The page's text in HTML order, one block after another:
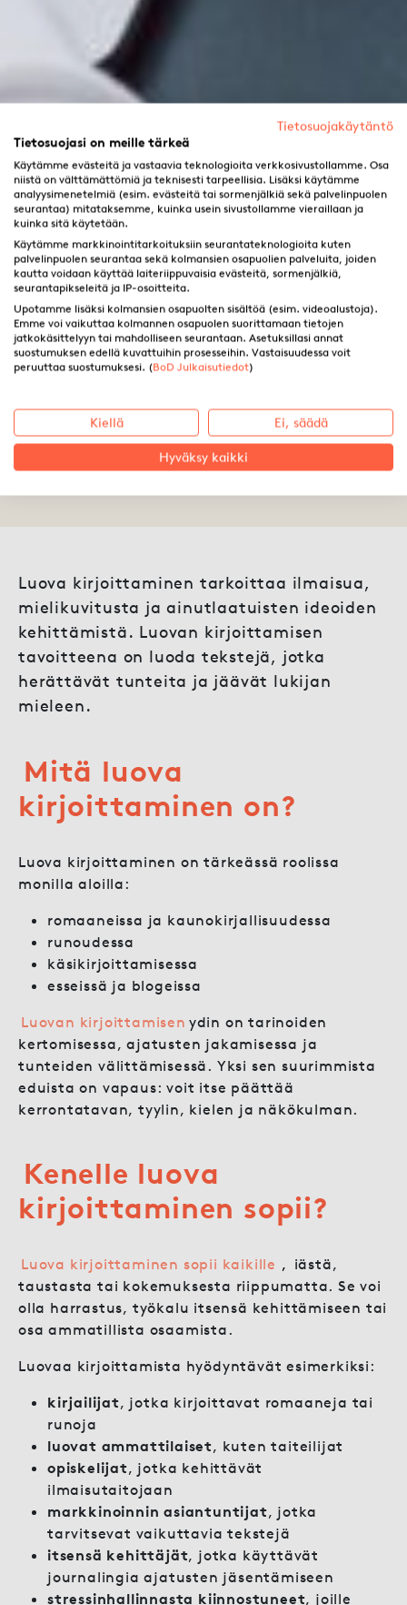
Luova kirjoittaminen: mitä se
25.06.2026 ·Mona Kekki
Luova kirjoittaminen tarkoittaa ilmaisua,
mielikuvitusta ja ainutlaatuisten ideoiden
kehittämistä. Luovan kirjoittamisen
tavoitteena on luoda tekstejä, jotka
herättävät tunteita ja jäävät lukijan
mieleen.
Mitä luova
kirjoittaminen on?
Luova kirjoittaminen on tärkeässä roolissa
monilla aloilla:
romaaneissa ja kaunokirjallisuudessa
runoudessa
käsikirjoittamisessa
esseissä ja blogeissa
Luovan kirjoittamisen ydin on tarinoiden
kertomisessa, ajatusten jakamisessa ja
tunteiden välittämisessä. Yksi sen suurimmista
eduista on vapaus: voit itse päättää
kerrontatavan, tyylin, kielen ja näkökulman.
Kenelle luova
kirjoittaminen sopii?
Luova kirjoittaminen sopii kaikille , iästä,
taustasta tai kokemuksesta riippumatta. Se voi
olla harrastus, työkalu itsensä kehittämiseen tai
osa ammatillista osaamista.
Luovaa kirjoittamista hyödyntävät esimerkiksi:
kirjailijat, jotka kirjoittavat romaaneja tai
runoja
luovat ammattilaiset, kuten taiteilijat
opiskelijat, jotka kehittävät
ilmaisutaitojaan
markkinoinnin asiantuntijat, jotka
tarvitsevat vaikuttavia tekstejä
itsensä kehittäjät, jotka käyttävät
journalingia ajatusten jäsentämiseen
stressinhallinnasta kiinnostuneet, joille
Tietosuojakäytäntö
Tietosuojasi on meille tärkeä
Käytämme evästeitä ja vastaavia teknologioita verkkosivustollamme. Osa
niistä on välttämättömiä ja teknisesti tarpeellisia. Lisäksi käytämme
analyysimenetelmiä (esim. evästeitä tai sormenjälkiä sekä palvelinpuolen
seurantaa) mitataksemme, kuinka usein sivustollamme vieraillaan ja
kuinka sitä käytetään.
Käytämme markkinointitarkoituksiin seurantateknologioita kuten
palvelinpuolen seurantaa sekä kolmansien osapuolien palveluita, joiden
kautta voidaan käyttää laiteriippuvaisia evästeitä, sormenjälkiä,
seurantapikseleitä ja IP-osoitteita.
Upotamme lisäksi kolmansien osapuolten sisältöä (esim. videoalustoja).
Emme voi vaikuttaa kolmannen osapuolen suorittamaan tietojen
jatkokäsittelyyn tai mahdolliseen seurantaan. Asetuksillasi annat
suostumuksen edellä kuvattuihin prosesseihin. Vastaisuudessa voit
peruuttaa suostumuksesi. (BoD Julkaisutiedot)
Kiellä Ei, säädä
Hyväksy kaikki